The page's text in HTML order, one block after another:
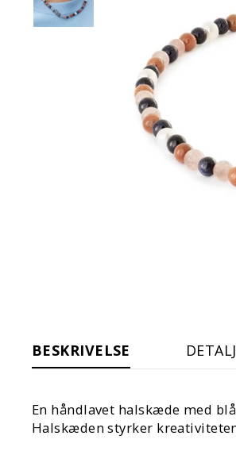
BESKRIVELSE
En håndlavet halskæde med
Halskæden styrker